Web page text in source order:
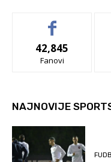
42,845
Fanovi
NAJNOVIJE